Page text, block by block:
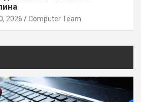
2026 Computer Team